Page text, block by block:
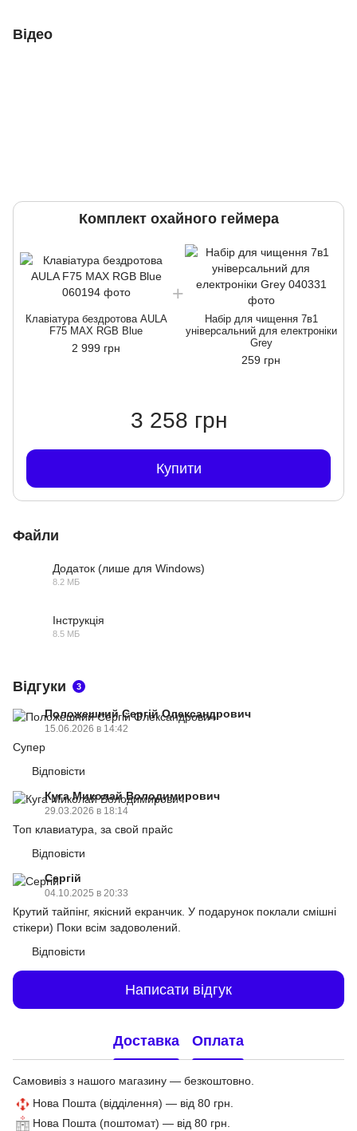
Відео
Комплект охайного геймера
Клавіатура бездротова AULA
F75 MAX RGB Blue
2 999 грн
Набір для чищення 7в1
універсальний для електроніки
Grey
259 грн
3 258 грн
Купити
Файли
Додаток (лише для Windows)
8.2 МБ
Інструкція
8.5 МБ
Відгуки 3
Положешний Сергій Олександрович
15.06.2026 в 14:42
Супер
Відповісти
Куга Миколай Володимирович
29.03.2026 в 18:14
Топ клавиатура, за свой прайс
Відповісти
Сергій
04.10.2025 в 20:33
Крутий тайпінг, якісний екранчик. У подарунок поклали смішні
стікери) Поки всім задоволений.
Відповісти
Написати відгук
Доставка Оплата
Самовивіз з нашого магазину — безкоштовно.
Нова Пошта (відділення) — від 80 грн.
Нова Пошта (поштомат) — від 80 грн.